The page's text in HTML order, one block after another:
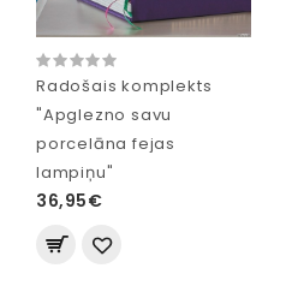
Radošais komplekts
"Apglezno savu
porcelāna fejas
lampiņu"
36,95€